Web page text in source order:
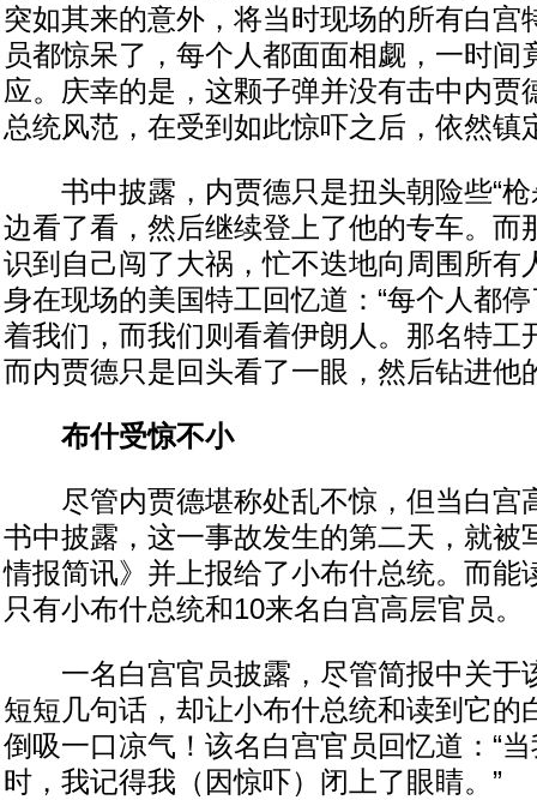
突如其来的意外，将当时现场的所有白宫
员都惊呆了，每个人都面面相觑，一时间
应。庆幸的是，这颗子弹并没有击中内贾
总统风范，在受到如此惊吓之后，依然镇
书中披露，内贾德只是扭头朝险些“枪
边看了看，然后继续登上了他的专车。而
识到自己闯了大祸，忙不迭地向周围所有
身在现场的美国特工回忆道：“每个人都
着我们，而我们则看着伊朗人。那名特工
而内贾德只是回头看了一眼，然后钻进他
布什受惊不小
尽管内贾德堪称处乱不惊，但当白宫
书中披露，这一事故发生的第二天，就被
情报简讯》并上报给了小布什总统。而能
只有小布什总统和10来名白宫高层官员。
一名白宫官员披露，尽管简报中关于
短短几句话，却让小布什总统和读到它的
倒吸一口凉气！该名白宫官员回忆道：“
时，我记得我（因惊吓）闭上了眼睛。”